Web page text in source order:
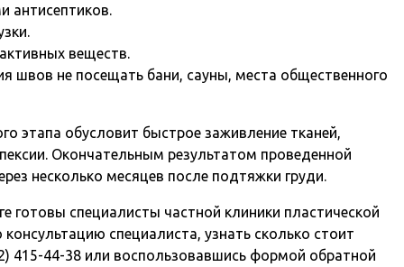
антисептиков.
веществ.
швов не посещать бани, сауны, места общественного
этапа обусловит быстрое заживление тканей,
Окончательным результатом проведенной
несколько месяцев после подтяжки груди.
готовы специалисты частной клиники пластической
специалиста, узнать сколько стоит
415-44-38 или воспользовавшись формой обратной